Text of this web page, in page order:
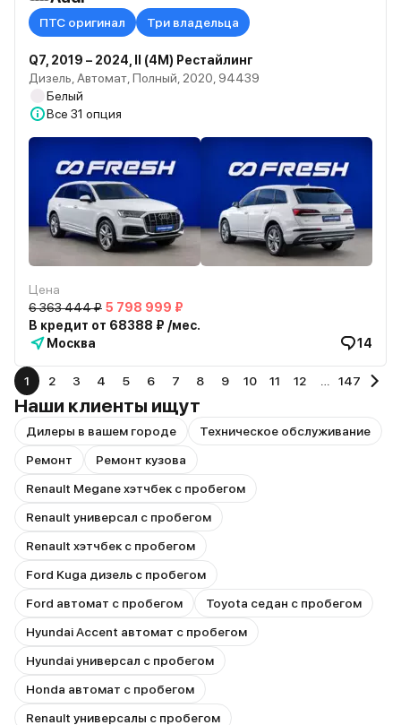
ПТС оригинал Три владельца
Q7, 2019 – 2024, II (4M) Рестайлинг
Дизель, Автомат, Полный, 2020, 94439
Белый
Все 31 опция
Цена
6 363 444 ₽ 5 798 999 ₽
В кредит от 68388 ₽ /мес.
Москва
14
1 2 3 4 5 6 7 8 9 10 11 12 147
Наши клиенты ищут
Дилеры в вашем городе
Техническое обслуживание
Ремонт
Ремонт кузова
Renault Megane хэтчбек с пробегом
Renault универсал с пробегом
Renault хэтчбек с пробегом
Ford Kuga дизель с пробегом
Ford автомат с пробегом
Toyota седан с пробегом
Hyundai Accent автомат с пробегом
Hyundai универсал с пробегом
Honda автомат с пробегом
Renault универсалы с пробегом